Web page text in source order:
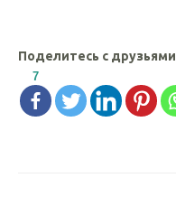
Поделитесь с друзьями
7